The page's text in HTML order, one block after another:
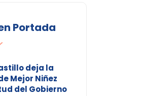
Portada
deja la
Mejor Niñez
del Gobierno